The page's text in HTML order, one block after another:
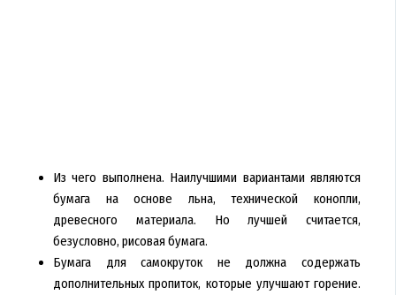
Из чего выполнена. Наилучшими вариантами являются
бумага на основе льна, технической конопли,
древесного материала. Но лучшей считается,
безусловно, рисовая бумага.
Бумага для самокруток не должна содержать
дополнительных пропиток, которые улучшают горение.